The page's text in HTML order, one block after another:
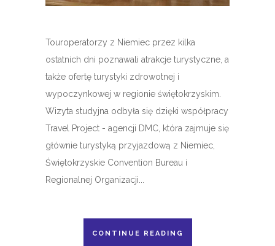
Touroperatorzy z Niemiec przez kilka
ostatnich dni poznawali atrakcje turystyczne, a
także ofertę turystyki zdrowotnej i
wypoczynkowej w regionie świętokrzyskim.
Wizyta studyjna odbyła się dzięki współpracy
Travel Project - agencji DMC, która zajmuje się
głównie turystyką przyjazdową z Niemiec,
Świętokrzyskie Convention Bureau i
Regionalnej Organizacji...
CONTINUE READING